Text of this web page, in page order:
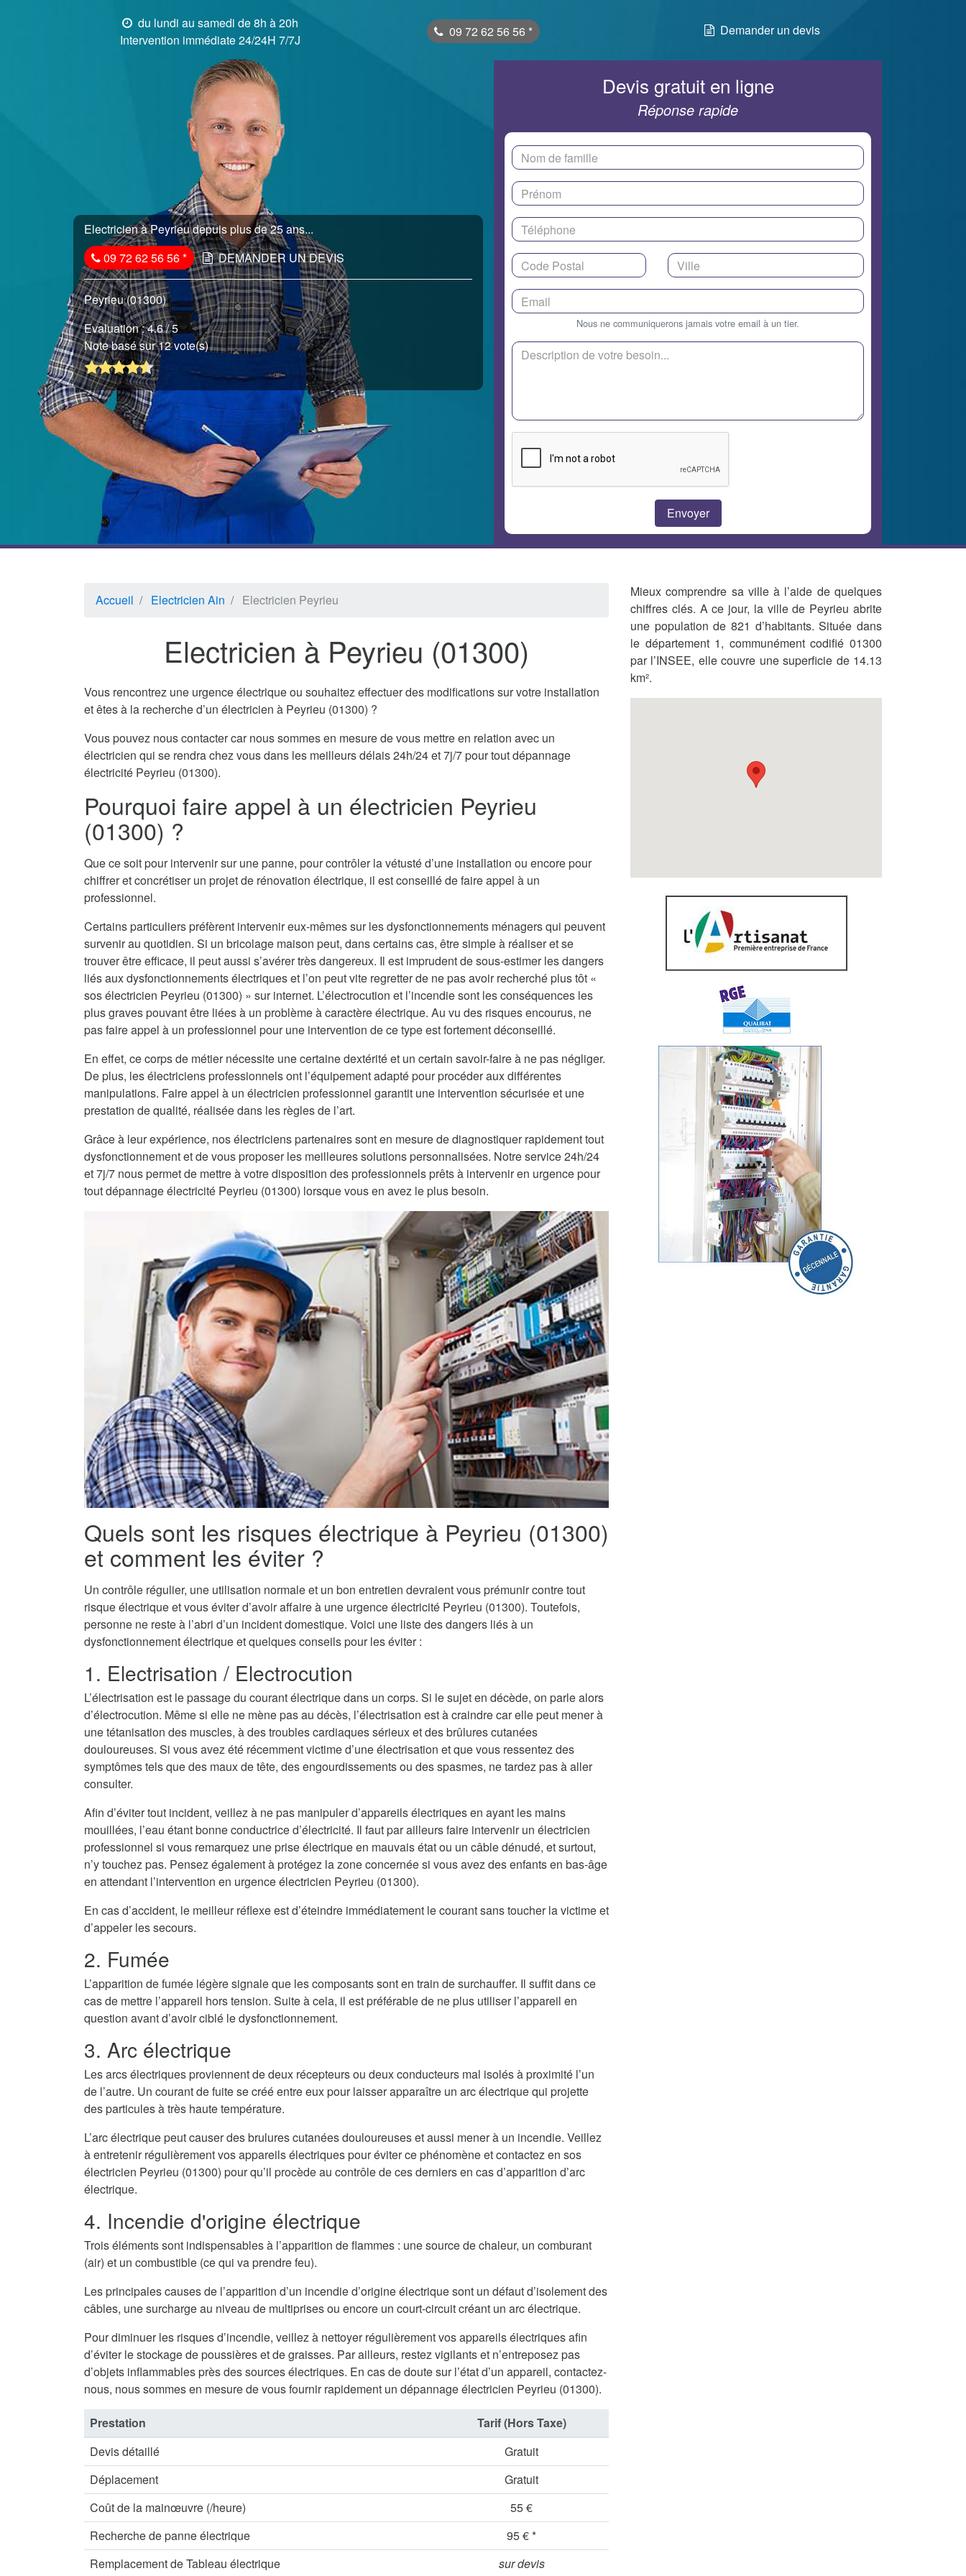
du lundi au samedi de 8h à 20h
Intervention immédiate 24/24H 7/7J
09 72 62 56 56 * Demander un devis
Electricien à Peyrieu depuis plus de 25 ans...
09 72 62 56 56* DEMANDER UN DEVIS
Peyrieu (01300)
Evaluation :4.6/ 5
Note basé sur 12 vote(s)
Devis gratuit en ligne
Réponse rapide
Nous ne communiquerons jamais votre email à un tier.
Accueil Electricien Ain Electricien Peyrieu
Electricien à Peyrieu (01300)
Vous rencontrez une urgence électrique ou souhaitez effectuer des modifications sur votre installation
et êtes à la recherche d’un électricien à Peyrieu (01300) ?
Vous pouvez nous contacter car nous sommes en mesure de vous mettre en relation avec un
électricien qui se rendra chez vous dans les meilleurs délais 24h/24 et 7j/7 pour tout dépannage
électricité Peyrieu (01300).
Pourquoi faire appel à un électricien Peyrieu
(01300) ?
Que ce soit pour intervenir sur une panne, pour contrôler la vétusté d’une installation ou encore pour
chiffrer et concrétiser un projet de rénovation électrique, il est conseillé de faire appel à un
professionnel.
Certains particuliers préfèrent intervenir eux-mêmes sur les dysfonctionnements ménagers qui peuvent
survenir au quotidien. Si un bricolage maison peut, dans certains cas, être simple à réaliser et se
trouver être efficace, il peut aussi s’avérer très dangereux. Il est imprudent de sous-estimer les dangers
liés aux dysfonctionnements électriques et l’on peut vite regretter de ne pas avoir recherché plus tôt «
sos électricien Peyrieu (01300) » sur internet. L’électrocution et l’incendie sont les conséquences les
plus graves pouvant être liées à un problème à caractère électrique. Au vu des risques encourus, ne
pas faire appel à un professionnel pour une intervention de ce type est fortement déconseillé.
En effet, ce corps de métier nécessite une certaine dextérité et un certain savoir-faire à ne pas négliger.
De plus, les électriciens professionnels ont l’équipement adapté pour procéder aux différentes
manipulations. Faire appel à un électricien professionnel garantit une intervention sécurisée et une
prestation de qualité, réalisée dans les règles de l’art.
Grâce à leur expérience, nos électriciens partenaires sont en mesure de diagnostiquer rapidement tout
dysfonctionnement et de vous proposer les meilleures solutions personnalisées. Notre service 24h/24
et 7j/7 nous permet de mettre à votre disposition des professionnels prêts à intervenir en urgence pour
tout dépannage électricité Peyrieu (01300) lorsque vous en avez le plus besoin.
Quels sont les risques électrique à Peyrieu (01300)
et comment les éviter ?
Un contrôle régulier, une utilisation normale et un bon entretien devraient vous prémunir contre tout
risque électrique et vous éviter d’avoir affaire à une urgence électricité Peyrieu (01300). Toutefois,
personne ne reste à l’abri d’un incident domestique. Voici une liste des dangers liés à un
dysfonctionnement électrique et quelques conseils pour les éviter :
1. Electrisation / Electrocution
L’électrisation est le passage du courant électrique dans un corps. Si le sujet en décède, on parle alors
d’électrocution. Même si elle ne mène pas au décès, l’électrisation est à craindre car elle peut mener à
une tétanisation des muscles, à des troubles cardiaques sérieux et des brûlures cutanées
douloureuses. Si vous avez été récemment victime d’une électrisation et que vous ressentez des
symptômes tels que des maux de tête, des engourdissements ou des spasmes, ne tardez pas à aller
consulter.
Afin d’éviter tout incident, veillez à ne pas manipuler d’appareils électriques en ayant les mains
mouillées, l’eau étant bonne conductrice d’électricité. Il faut par ailleurs faire intervenir un électricien
professionnel si vous remarquez une prise électrique en mauvais état ou un câble dénudé, et surtout,
n’y touchez pas. Pensez également à protégez la zone concernée si vous avez des enfants en bas-âge
en attendant l’intervention en urgence électricien Peyrieu (01300).
En cas d’accident, le meilleur réflexe est d’éteindre immédiatement le courant sans toucher la victime et
d’appeler les secours.
2. Fumée
L’apparition de fumée légère signale que les composants sont en train de surchauffer. Il suffit dans ce
cas de mettre l’appareil hors tension. Suite à cela, il est préférable de ne plus utiliser l’appareil en
question avant d’avoir ciblé le dysfonctionnement.
3. Arc électrique
Les arcs électriques proviennent de deux récepteurs ou deux conducteurs mal isolés à proximité l’un
de l’autre. Un courant de fuite se créé entre eux pour laisser apparaître un arc électrique qui projette
des particules à très haute température.
L’arc électrique peut causer des brulures cutanées douloureuses et aussi mener à un incendie. Veillez
à entretenir régulièrement vos appareils électriques pour éviter ce phénomène et contactez en sos
électricien Peyrieu (01300) pour qu’il procède au contrôle de ces derniers en cas d’apparition d’arc
électrique.
4. Incendie d'origine électrique
Trois éléments sont indispensables à l’apparition de flammes : une source de chaleur, un comburant
(air) et un combustible (ce qui va prendre feu).
Les principales causes de l’apparition d’un incendie d’origine électrique sont un défaut d’isolement des
câbles, une surcharge au niveau de multiprises ou encore un court-circuit créant un arc électrique.
Pour diminuer les risques d’incendie, veillez à nettoyer régulièrement vos appareils électriques afin
d’éviter le stockage de poussières et de graisses. Par ailleurs, restez vigilants et n’entreposez pas
d’objets inflammables près des sources électriques. En cas de doute sur l’état d’un appareil, contactez-
nous, nous sommes en mesure de vous fournir rapidement un dépannage électricien Peyrieu (01300).
Prestation
Tarif (Hors Taxe)
Devis détaillé
Gratuit
Déplacement
Gratuit
Coût de la mainœuvre (/heure)
55 €
Recherche de panne électrique
95 € *
Remplacement de Tableau électrique
sur devis
Mieux comprendre sa ville à l’aide de quelques
chiffres clés. A ce jour, la ville de Peyrieu abrite
une population de 821 d’habitants. Située dans
le département 1, communément codifié 01300
par l’INSEE, elle couvre une superficie de 14.13
km².